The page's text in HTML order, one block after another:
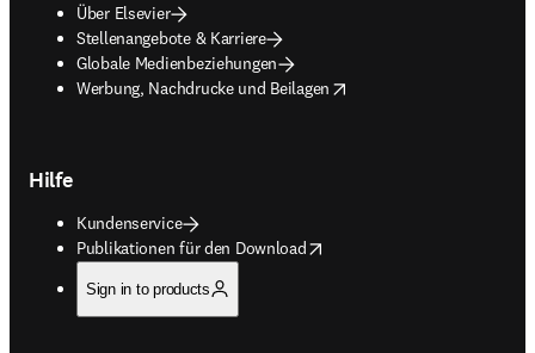
Über Elsevier
Stellenangebote & Karriere
Globale Medienbeziehungen
Werbung, Nachdrucke und Beilagen
opens in new tab/window
Hilfe
Kundenservice
Publikationen für den Download
opens in new tab/window
Sign in to products